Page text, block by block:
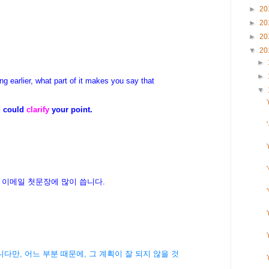
earlier, what part of it makes you say that
could clarify your point.
메일 첫문장에 많이 씁니다.
만, 어느 부분 때문에, 그 계획이 잘 되지 않을 것
►
►
►
▼
►
►
▼
'
'
'